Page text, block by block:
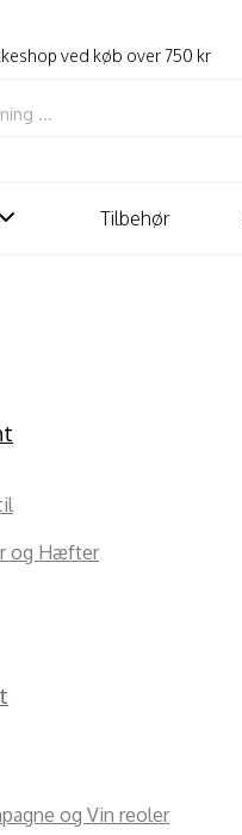
ved køb over 750 kr
Tilbehør
og Hæfter
og Vin reoler